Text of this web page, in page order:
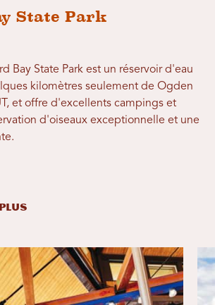
State Park
Bay State Park est un réservoir d'eau
kilomètres seulement de Ogden
et offre d'excellents campings et
d'oiseaux exceptionnelle et une